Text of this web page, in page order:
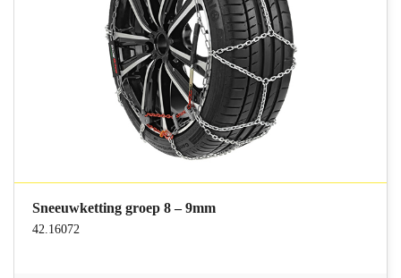
Sneeuwketting groep 8 – 9mm
42.16072